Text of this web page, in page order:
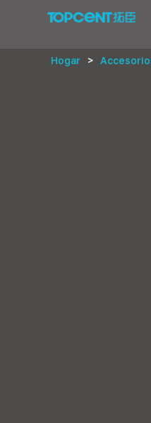
Hogar >